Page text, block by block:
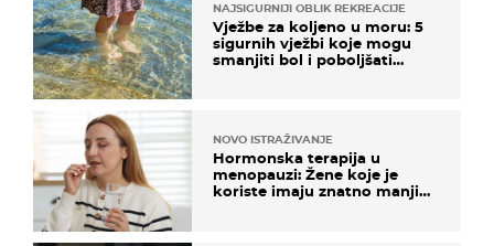
NAJSIGURNIJI OBLIK REKREACIJE
Vježbe za koljeno u moru: 5
sigurnih vježbi koje mogu
smanjiti bol i poboljšati
NOVO ISTRAŽIVANJE
Hormonska terapija u
menopauzi: Žene koje je
koriste imaju znatno manji